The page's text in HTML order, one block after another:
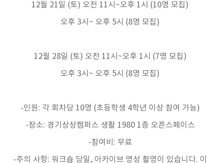
12월 21일 (토) 오전 11시 ~오후 1시 (10명 모집 )
오후 3시 ~ 오후 5시 (8명 모집 )
12월 28일 (토) 오전 11시 ~오후 1시 (7명 모집 )
오후 3시 ~ 오후 5시 (8명 모집 )
-인원: 각 회차당 10명 (초등학생 4학년 이상 참여 가능)
-장소: 경기상상캠퍼스 생활 1980 1층 오픈스페이스
-참여비 : 무료
-주의 사항: 워크숍 당일, 아카이브 영상 촬영이 있습니다. 이